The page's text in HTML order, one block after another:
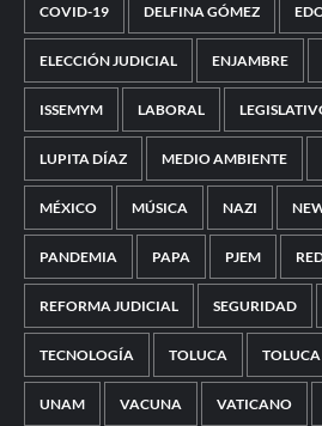
COVID-19 DELFINA GÓMEZ
ELECCIÓN JUDICIAL ENJAMBRE
ISSEMYM LABORAL
LUPITA DÍAZ MEDIO AMBIENTE
MÉXICO MÚSICA NAZI
PANDEMIA PAPA PJEM
REFORMA JUDICIAL SEGURIDAD
TECNOLOGÍA TOLUCA
UNAM VACUNA VATICANO